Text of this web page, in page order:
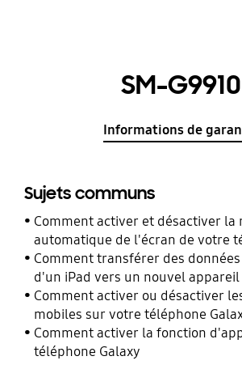
SM-G9910
Informations de
Sujets communs
Comment activer et désactiver la
automatique de l'écran de votre
Galaxy ?
Comment transférer des
d'un iPad vers un nouvel appareil
Smart Switch ?
Comment activer ou désactiver
mobiles sur votre téléphone
Comment activer la fonction
téléphone Galaxy